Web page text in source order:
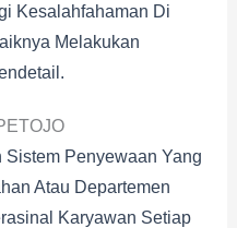
Kesalahfahaman Di
Melakukan
Penyewaan Yang
Atau Departemen
Karyawan Setiap